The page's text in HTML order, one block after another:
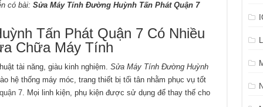
có bài: Sửa Máy Tính Đường Huỳnh Tấn Phát Quận 7
Tấn Phát Quận 7 Có Nhiều
Chữa Máy Tính
tài năng, giàu kinh nghiệm. Sửa Máy Tính Đường Huỳnh
hệ thống máy móc, trang thiết bị tối tân nhằm phục vụ tốt
7. Mọi linh kiện, phụ kiện được sử dụng để thay thế cho